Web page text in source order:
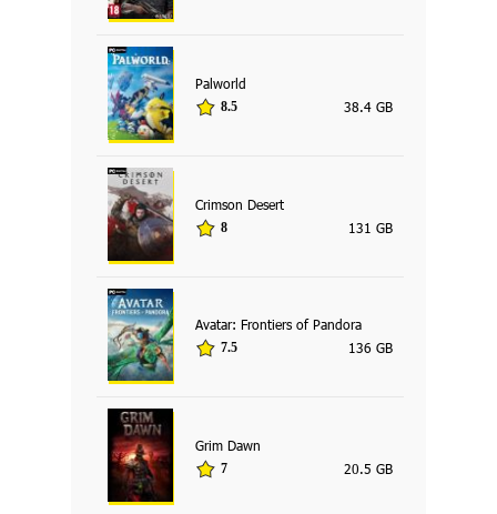
Palworld
8.5 38.4 GB
Crimson Desert
8 131 GB
Avatar: Frontiers of Pandora
7.5 136 GB
Grim Dawn
7 20.5 GB